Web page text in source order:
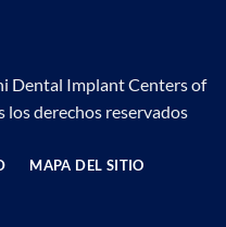
Dental Implant Centers of
los derechos reservados
MAPA DEL SITIO